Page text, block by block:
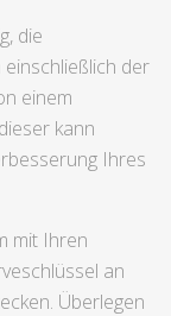
die
der
einem
kann
Ihres
mit Ihren
an
Überlegen